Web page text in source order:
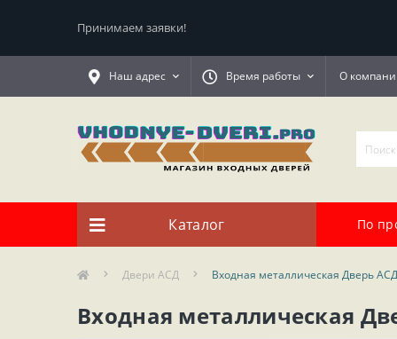
Принимаем заявки!
Наш адрес Время работы О
Каталог По
Двери АСД Входная металлическая Дверь
Входная металлическая